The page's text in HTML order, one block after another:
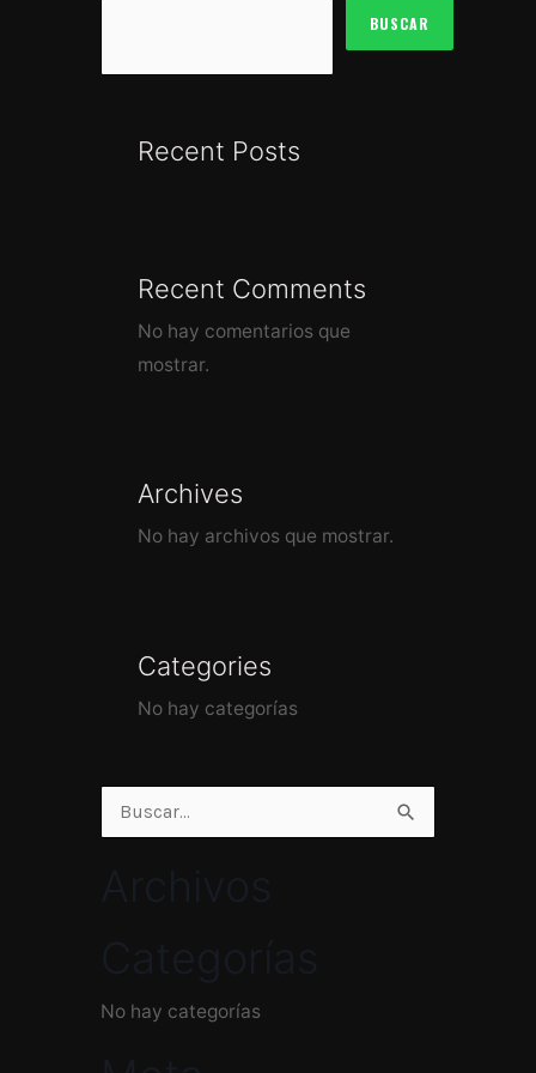
BUSCAR
Recent Posts
Recent Comments
No hay comentarios que
mostrar.
Archives
No hay archivos que mostrar.
Categories
No hay categorías
Buscar
No hay categorías